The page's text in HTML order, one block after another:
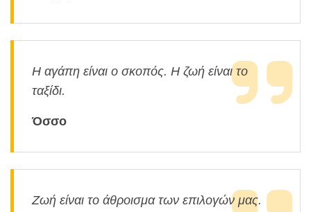
Η αγάπη είναι ο σκοπός. Η ζωή είναι το
ταξίδι.
Όσσο
Ζωή είναι το άθροισμα των επιλογών μας.